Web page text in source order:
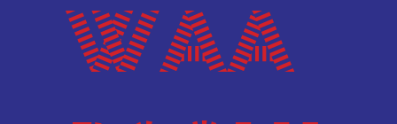
waa